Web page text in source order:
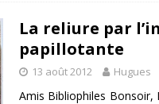
La reliure par
papillotante
13 août 2012 Hugues
Amis Bibliophiles Bonsoir,